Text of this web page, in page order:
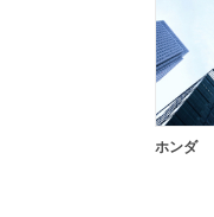
ホンダ